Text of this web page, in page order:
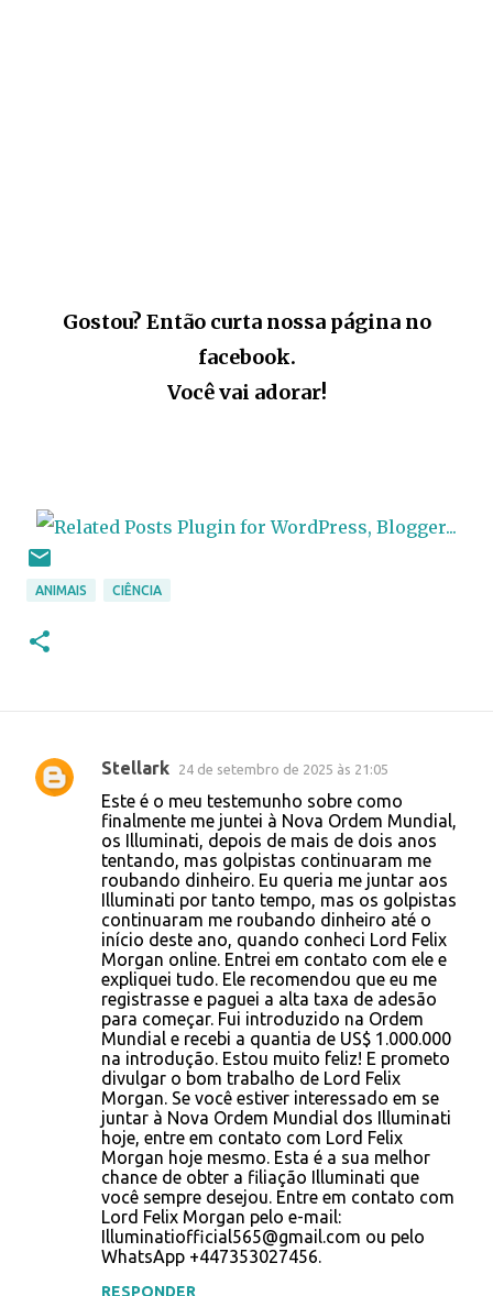
Gostou? Então curta nossa página no
facebook.
Você vai adorar!
ANIMAIS CIÊNCIA
C
Stellark 24 de setembro de 2025 às 21:05
Este é o meu testemunho sobre como
finalmente me juntei à Nova Ordem Mundial,
os Illuminati, depois de mais de dois anos
tentando, mas golpistas continuaram me
roubando dinheiro. Eu queria me juntar aos
Illuminati por tanto tempo, mas os golpistas
continuaram me roubando dinheiro até o
início deste ano, quando conheci Lord Felix
Morgan online. Entrei em contato com ele e
expliquei tudo. Ele recomendou que eu me
registrasse e paguei a alta taxa de adesão
para começar. Fui introduzido na Ordem
Mundial e recebi a quantia de US$ 1.000.000
na introdução. Estou muito feliz! E prometo
divulgar o bom trabalho de Lord Felix
Morgan. Se você estiver interessado em se
juntar à Nova Ordem Mundial dos Illuminati
hoje, entre em contato com Lord Felix
Morgan hoje mesmo. Esta é a sua melhor
chance de obter a filiação Illuminati que
você sempre desejou. Entre em contato com
Lord Felix Morgan pelo e-mail:
Illuminatiofficial565@gmail.com ou pelo
WhatsApp +447353027456.
RESPONDER